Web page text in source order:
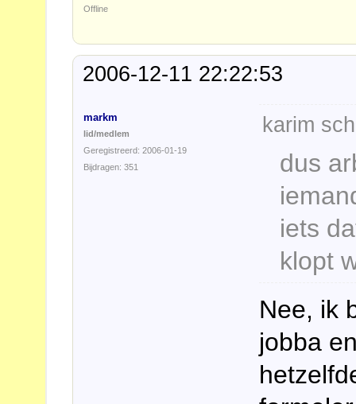
Offline
2006-12-11 22:22:53
markm
lid/medlem
Geregistreerd: 2006-01-19
Bijdragen: 351
karim
dus
iets
klopt
Nee, ik
jobba